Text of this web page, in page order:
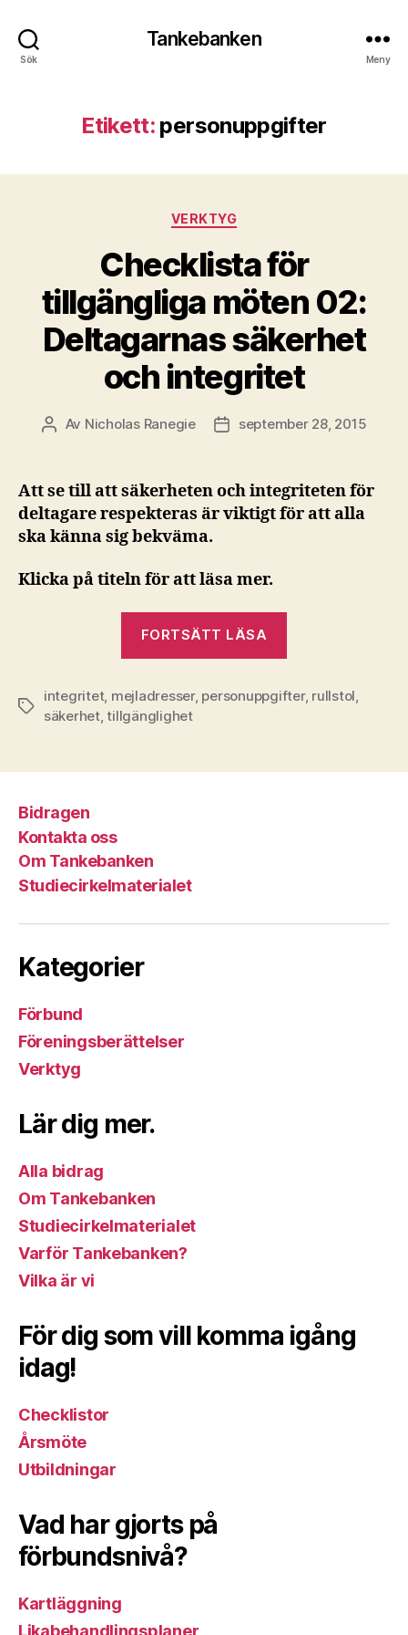
Sök
Tankebanken
Meny
Etikett: personuppgifter
Kategorier
VERKTYG
Checklista för
tillgängliga möten 02:
Deltagarnas säkerhet
och integritet
Inläggsförfattare
Av Nicholas Ranegie Inläggsdatum
september 28, 2015
Att se till att säkerheten och integriteten för
deltagare respekteras är viktigt för att alla
ska känna sig bekväma.
Klicka på titeln för att läsa mer.
FORTSÄTT LÄSA
möten
säkerhet
Etiketter
integritet, mejladresser, personuppgifter, rullstol
säkerhet,tillgänglighet
Bidragen
Kontakta oss
Om Tankebanken
Studiecirkelmaterialet
Kategorier
Förbund
Föreningsberättelser
Verktyg
Lär dig mer.
Alla bidrag
Om Tankebanken
Studiecirkelmaterialet
Varför Tankebanken?
Vilka är vi
För dig som vill komma igång
idag!
Checklistor
Årsmöte
Utbildningar
Vad har gjorts på
förbundsnivå?
Kartläggning
Likabehandlingsplaner